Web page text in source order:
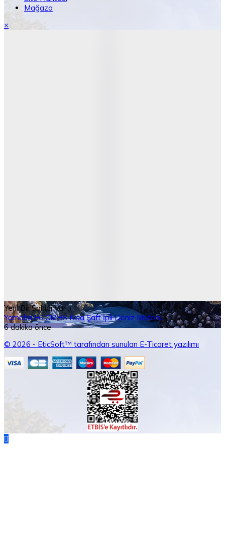
Mağaza
×
Yeni Bir Sahibi Var :)
Yamaha F6 CMHS Kısa Şaft İpli Deniz Motoru
6 dakika önce
© 2026 - EticSoft™ tarafından sunulan E-Ticaret yazılımı
